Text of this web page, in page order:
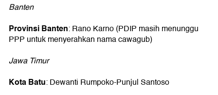
Banten
Provinsi Banten: Rano Karno (PDIP masih menunggu
PPP untuk menyerahkan nama cawagub)
Jawa Timur
Kota Batu: Dewanti Rumpoko-Punjul Santoso